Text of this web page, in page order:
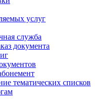
услуг
служба
документа
тематических списков